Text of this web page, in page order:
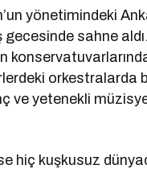
yönetimindeki
gecesinde sahne
orkestralarda
ve yetenekli
hiç kuşkusuz